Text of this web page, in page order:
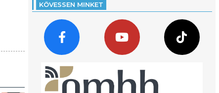
KÖVESSEN MINKET